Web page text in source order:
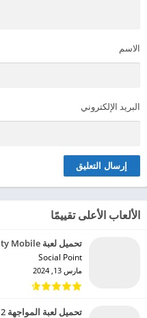
الاسم
البريد الإلكتروني
الألعاب الأعلى تقييمًا
تحميل لعبة Dragon City Mobile مهكرة للاندرويد 2024
Social Point‏
مارس 13, 2024
تحميل لعبة المواجهة 2 مهكرة للاندرويد 2024